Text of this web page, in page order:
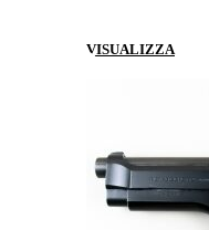
VISUALIZZA